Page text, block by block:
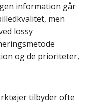
information går
men
lossy
og de prioriteter,
tilbyder ofte